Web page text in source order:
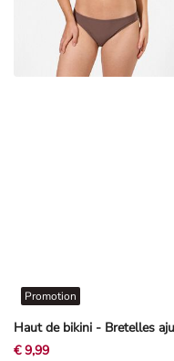
Promotion
€ 9,99